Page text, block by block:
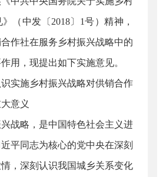
（中发〔2018〕1号）精神，
作社在服务乡村振兴战略中的
用，现提出如下实施意见。
实施乡村振兴战略对供销合作
意义
战略，是中国特色社会主义进
平同志为核心的党中央在深刻
，深刻认识我国城乡关系变化